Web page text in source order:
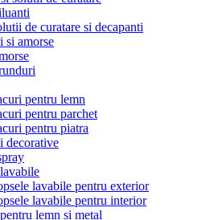
de curatare si decapanti
si amorse
pentru lemn
pentru parchet
pentru piatra
decorative
lavabile pentru exterior
lavabile pentru interior
lemn si metal